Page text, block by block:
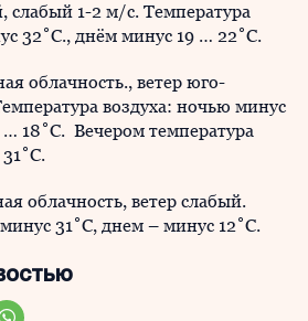
слабый 1-2 м/с. Температура
32˚С., днём минус 19 … 22˚С.
облачность., ветер юго-
воздуха: ночью минус
… 18˚С. Вечером температура
облачность, ветер слабый.
31˚С, днем – минус 12˚С.